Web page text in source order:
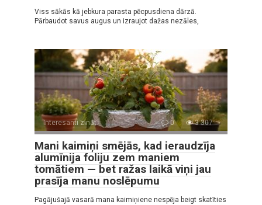
Viss sākās kā jebkura parasta pēcpusdiena dārzā.
Pārbaudot savus augus un izraujot dažas nezāles,
Interesanti zināt 0 3 307
Mani kaimiņi smējās, kad ieraudzīja
alumīnija foliju zem maniem
tomātiem — bet ražas laikā viņi jau
prasīja manu noslēpumu
Pagājušajā vasarā mana kaimiņiene nespēja beigt skatīties